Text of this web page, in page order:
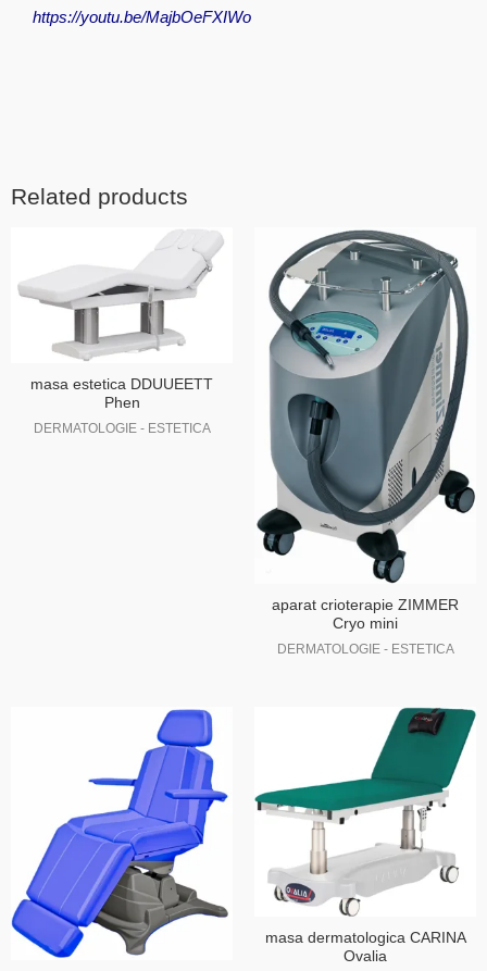
https://youtu.be/MajbOeFXIWo
Related products
masa estetica DDUUEETT
Phen
DERMATOLOGIE - ESTETICA
aparat crioterapie ZIMMER
Cryo mini
DERMATOLOGIE - ESTETICA
masa dermatologica CARINA
Ovalia